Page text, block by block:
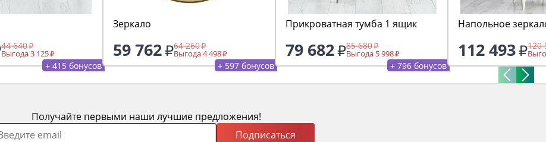
44 640
Выгода 3 125
+ 415 бонусов
Зеркало
59 762 64 260
Выгода 4 498
+ 597 бонусов
Прикроватная тумба 1 ящик
79 682 85 680
Выгода 5 998
+ 796 бонусов
Напольное
112 493 120
Получайте первыми наши лучшие предложения!
Подписаться